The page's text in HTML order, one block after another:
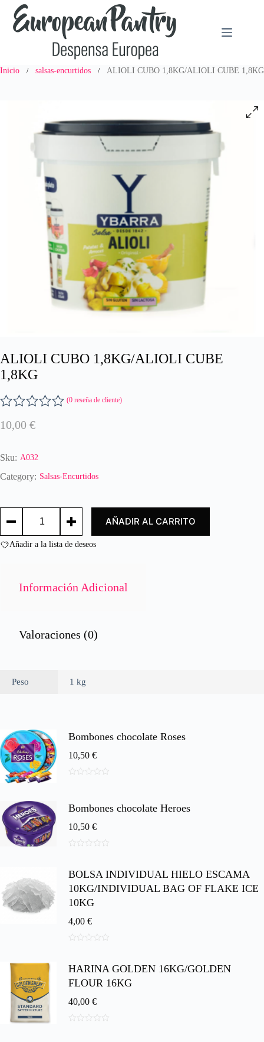
Saltar
contenido
Inicio / salsas-encurtidos / ALIOLI CUBO 1,8KG/ALIOLI CUBE 1,8KG
ALIOLI CUBO 1,8KG/ALIOLI CUBE
1,8KG
a
o
a
n
0
(0 reseña de cliente)
10,00 €
Sku: A032
Category: Salsas-Encurtidos
ALIOLI
CUBO
CUBE
1,8KG
AÑADIR AL CARRITO
Añadir a la lista de deseos
Información Adicional
Valoraciones (0)
Peso 1 kg
Bombones chocolate Roses
10,50 €
5
Bombones chocolate Heroes
10,50 €
e
BOLSA INDIVIDUAL HIELO ESCAMA
10KG/INDIVIDUAL BAG OF FLAKE ICE
10KG
4,00 €
e
HARINA GOLDEN 16KG/GOLDEN
FLOUR 16KG
40,00 €